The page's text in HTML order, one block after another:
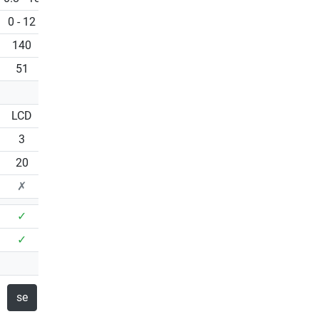
0 - 12
140
51
LCD
3
20
✗
✓
✓
se